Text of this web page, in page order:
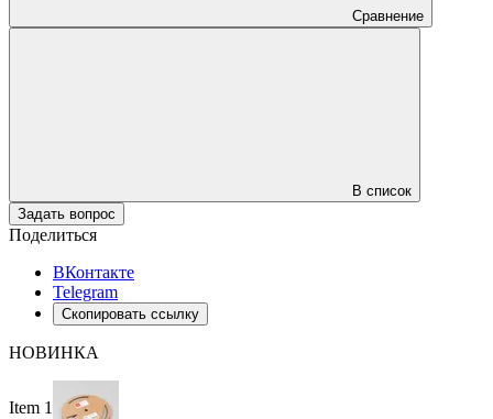
Сравнение
В список
Задать вопрос
Поделиться
ВКонтакте
Telegram
Скопировать ссылку
НОВИНКА
Item 1 of 3